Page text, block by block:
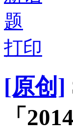
打印
[原创]
「